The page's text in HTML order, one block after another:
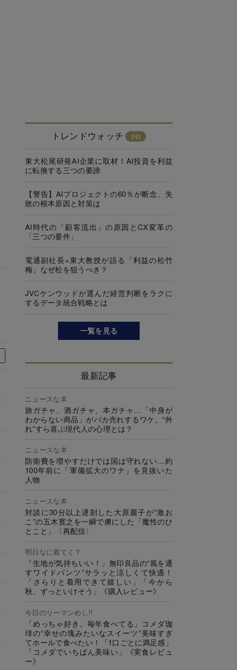
トレンドウォッチ
東大松尾研発AI企業に取材！AI投資を利益
に転換する三つの要諦
【警告】AIプロジェクトの60％が断念、失
敗の根本原因と対策は
AI時代の「顧客流出」の原因とCX変革の
「三つの要件」
電通副社長×東大教授が語る「利益の松竹
梅」なぜ松を狙うべき？
JVCケンウッドが選んだ経営判断をラクに
するデータ統合戦略とは
一覧を見る
最新記事
ニュースな本
旅ガチャ、酒ガチャ、本ガチャ…「中身が
わからない商品」がバカ売れするワケ。“外
れ”すら喜ぶ現代人の心理とは？
ニュースな本
防衛費を増やすだけでは国は守れない…約
100年前に「軍備拡大のワナ」を見抜いた
人物
ニュースな本
対談に30分以上遅刻した大原麗子が“激お
こ”の五木寛之を一瞬で虜にした「魔性のひ
とこと」〈再配信〉
明日なに着てく？
「生地が気持ちいい！」無印良品の“風を通
すワイドパンツ”サラッと涼しくて快適！
「さらりと着用できて嬉しい」「今から
秋、ずっといけそう」《購入レビュー》
今日のリーマンめし!!
「めっちゃ好き。毎年食べてる」コメダ珈
琲の“幸せの塊みたいなスイーツ”美味すぎ
てホールで食べたい！「1口ごとに満足感」
「コメダでいちばん美味い」《実食レビュ
ー》